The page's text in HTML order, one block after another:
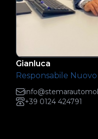
Gianluca
Responsabile
+39 0124 424791